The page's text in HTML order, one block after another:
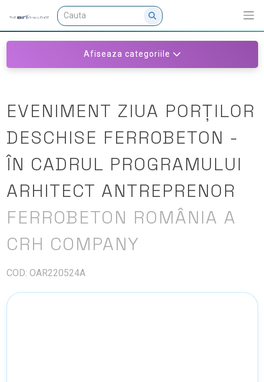
Afiseaza categoriile
EVENIMENT ZIUA PORȚILOR
DESCHISE FERROBETON -
ÎN CADRUL PROGRAMULUI
ARHITECT ANTREPRENOR
FERROBETON ROMÂNIA A
CRH COMPANY
COD: OAR220524A